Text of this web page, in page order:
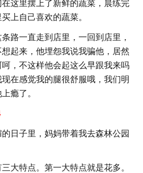
这里摆上了新鲜的蔬菜，晨练完
上自己喜欢的蔬菜。
路一直走到店里，一回到店里，
起来，他埋怨我说我骗他，居然
，不这样他会起这么早跟我来吗
在感觉我的腿很舒服哦，我们明
瘾了。
日子里，妈妈带着我去森林公园
大特点。第一大特点就是花多。